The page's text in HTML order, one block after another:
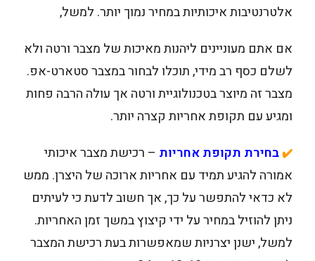
אלטרנטיבות איכותיות במחיר נמוך יותר. למשל,
אם אתם מעוניינים ליהנות מאיכות של מצבר ורטה ולא
לשלם כסף רב מידי, תוכלו לבחור במצבר סטארט-אפ.
מצבר זה מיוצר בטכנולוגיית ורטה אך עולה הרבה פחות
ומגיע עם תקופת אחריות קצרה יותר.
✔️בחירת תקופת אחריות – רכישת מצבר איכותי
אמורה להגיע תמיד עם אחריות ארוכה של היצרן. ממש
לא כדאי להתפשר על כך, אך חשוב לדעת כי לעיתים
ניתן להוזיל במחיר על ידי קיצוץ במשך זמן האחריות.
למשל, ישנן יצרניות שמאפשרות בעת רכישת המצבר